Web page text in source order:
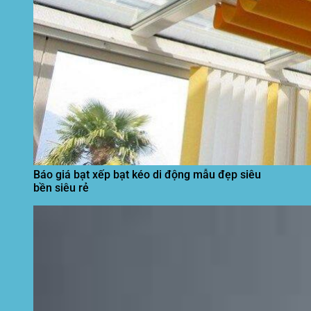
Báo giá bạt xếp bạt kéo di động mẫu đẹp siêu
bền siêu rẻ